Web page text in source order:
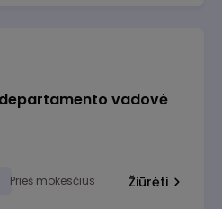
vadovė
Prieš mokesčius Žiūrėti